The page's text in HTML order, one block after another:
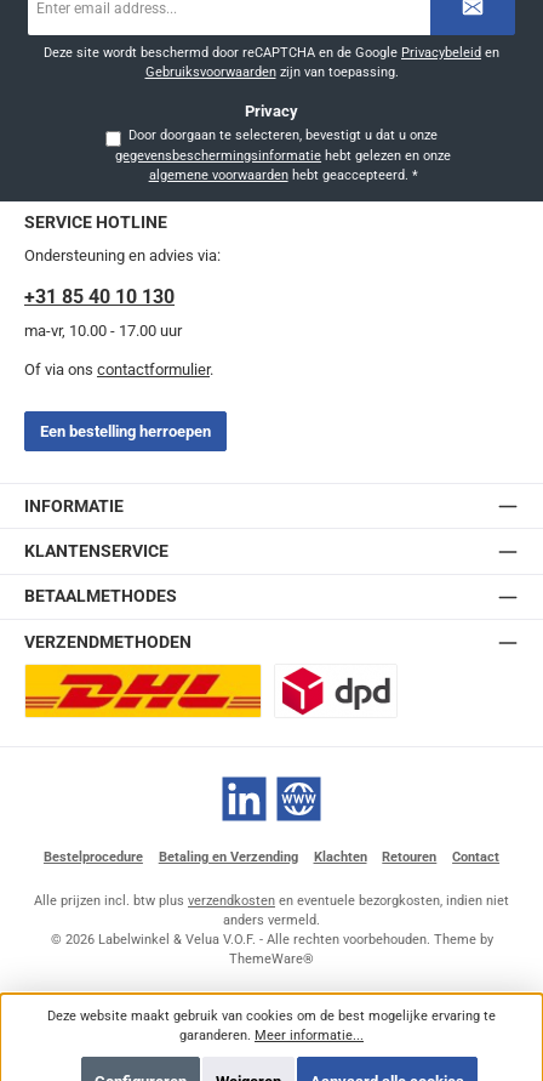
mailadres
Deze site wordt beschermd door reCAPTCHA en de Google Privacybeleid en
Gebruiksvoorwaardenzijn van toepassing.
Privacy
Door doorgaan te selecteren, bevestigt u dat u onze
gegevensbeschermingsinformatie
algemene voorwaardenhebt geaccepteerd. *
SERVICE HOTLINE
Ondersteuning en advies via:
+31 85 40 10 130
ma-vr, 10.00 - 17.00 uur
Of via ons contactformulier.
Een bestelling herroepen
INFORMATIE
KLANTENSERVICE
BETAALMETHODES
VERZENDMETHODEN
LinkedIn Website
Bestelprocedure Betaling en Verzending Klachten Retouren Contact
Alle prijzen incl. btw plus verzendkosten en eventuele bezorgkosten, indien niet
anders vermeld.
© 2026 Labelwinkel & Velua V.O.F. - Alle rechten voorbehouden. Theme by
ThemeWare®
Deze website maakt gebruik van cookies om de best mogelijke ervaring te
garanderen. Meer informatie...